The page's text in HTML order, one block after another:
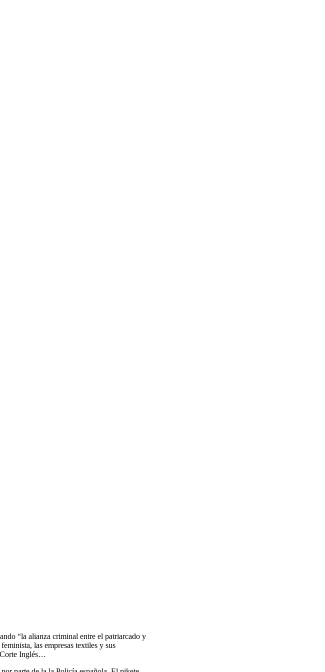
“la alianza criminal entre el patriarcado y
las empresas textiles y sus
Corte Inglés…